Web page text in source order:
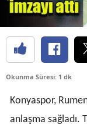
Okunma Süresi: 1 dk
Konyaspor,
anlaşma sağladı.